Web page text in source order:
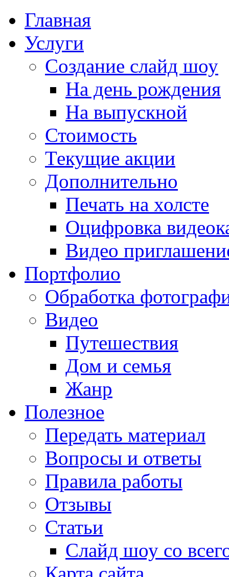
Главная
Услуги
Создание слайд шоу
На день рождения
На выпускной
Стоимость
Текущие акции
Дополнительно
Печать на холсте
Оцифровка
Видео
Портфолио
Обработка
Видео
Путешествия
Дом и семья
Жанр
Полезное
Передать материал
Вопросы и ответы
Правила работы
Отзывы
Статьи
Слайд шоу со